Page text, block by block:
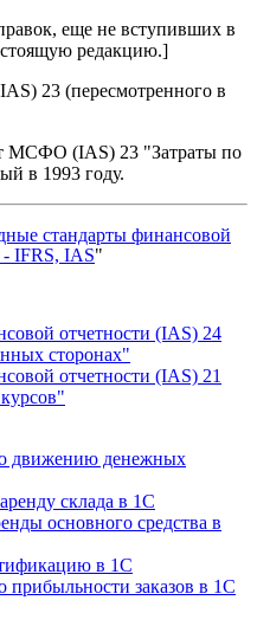
еще не вступивших в
редакцию.]
23 (пересмотренного в
МСФО (IAS) 23 "Затраты по
в 1993 году.
стандарты финансовой
- IFRS, IAS"
отчетности (IAS) 24
сторонах"
отчетности (IAS) 21
движению денежных
склада в 1С
основного средства в
в 1С
прибыльности заказов в 1С